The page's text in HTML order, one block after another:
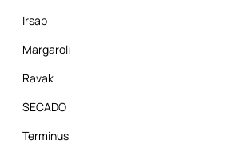
Irsap
Margaroli
Ravak
SECADO
Terminus